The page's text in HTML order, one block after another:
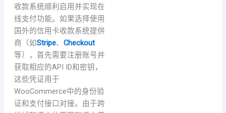
收款系统顺利启用并实现在
线支付功能。如果选择使用
国外的信用卡收款系统提供
商（如Stripe、 Checkout
等），首先需要注册账号并
获取相应的API ID和密钥，
这些凭证用于
WooCommerce中的身份验
证和支付接口对接。由于跨